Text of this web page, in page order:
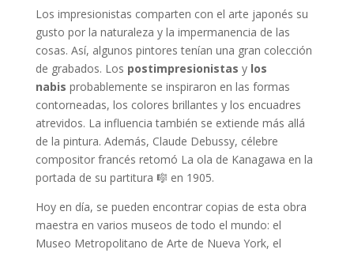
Los impresionistas comparten con el arte japonés su
gusto por la naturaleza y la impermanencia de las
cosas. Así, algunos pintores tenían una gran colección
de grabados. Los postimpresionistas y los
nabis probablemente se inspiraron en las formas
contorneadas, los colores brillantes y los encuadres
atrevidos. La influencia también se extiende más allá
de la pintura. Además, Claude Debussy, célebre
compositor francés retomó La ola de Kanagawa en la
portada de su partitura 🎼 en 1905.
Hoy en día, se pueden encontrar copias de esta obra
maestra en varios museos de todo el mundo: el
Museo Metropolitano de Arte de Nueva York, el